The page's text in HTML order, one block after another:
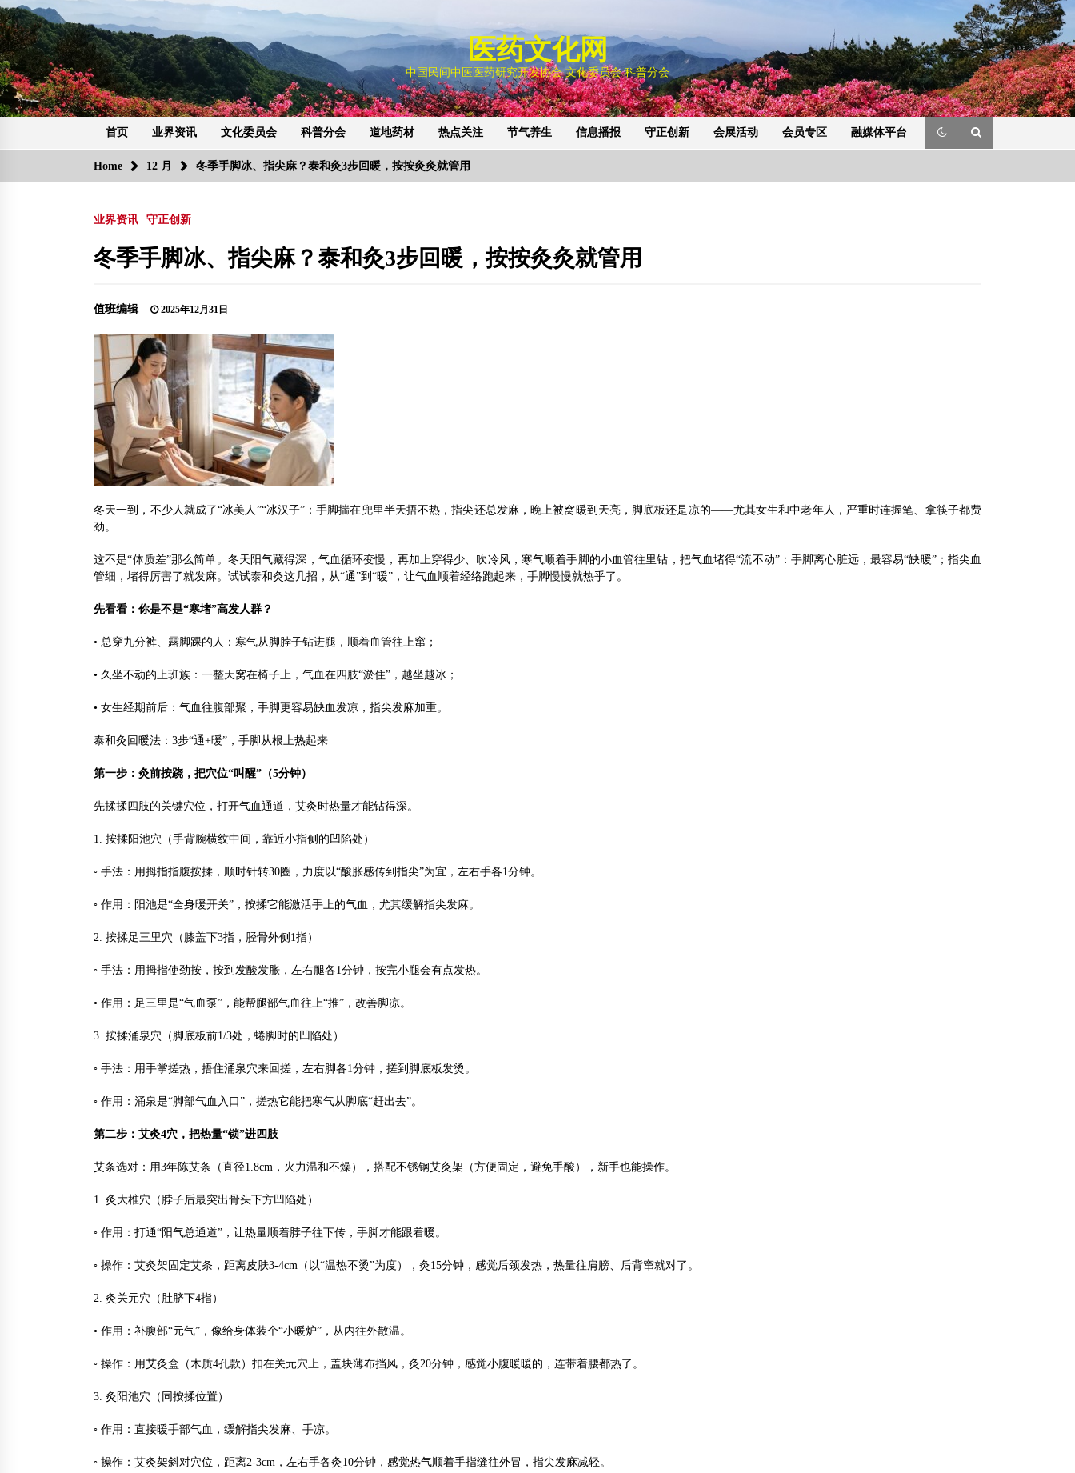
Skip
to
content
医药文化网
中国民间中医医药研究开发协会 文化委员会 科普分会
首页 业界资讯 文化委员会 科普分会 道地药材 热点关注 节气养生 信息播报 守正创新 会展活动 会员专区 融媒体平台
Home 12 月 冬季手脚冰、指尖麻？泰和灸3步回暖，按按灸灸就管用
业界资讯 守正创新
冬季手脚冰、指尖麻？泰和灸3步回暖，按按灸灸就管用
值班编辑 2025年12月31日
冬天一到，不少人就成了“冰美人”“冰汉子”：手脚揣在兜里半天捂不热，指尖还总发麻，晚上被窝暖到天亮，脚底板还是凉的——尤其女生和中老年人，严重时连握笔、拿筷子都费
劲。
这不是“体质差”那么简单。冬天阳气藏得深，气血循环变慢，再加上穿得少、吹冷风，寒气顺着手脚的小血管往里钻，把气血堵得“流不动”：手脚离心脏远，最容易“缺暖”；指尖血
管细，堵得厉害了就发麻。试试泰和灸这几招，从“通”到“暖”，让气血顺着经络跑起来，手脚慢慢就热乎了。
先看看：你是不是“寒堵”高发人群？
• 总穿九分裤、露脚踝的人：寒气从脚脖子钻进腿，顺着血管往上窜；
• 久坐不动的上班族：一整天窝在椅子上，气血在四肢“淤住”，越坐越冰；
• 女生经期前后：气血往腹部聚，手脚更容易缺血发凉，指尖发麻加重。
泰和灸回暖法：3步“通+暖”，手脚从根上热起来
第一步：灸前按跷，把穴位“叫醒”（5分钟）
先揉揉四肢的关键穴位，打开气血通道，艾灸时热量才能钻得深。
1. 按揉阳池穴（手背腕横纹中间，靠近小指侧的凹陷处）
◦ 手法：用拇指指腹按揉，顺时针转30圈，力度以“酸胀感传到指尖”为宜，左右手各1分钟。
◦ 作用：阳池是“全身暖开关”，按揉它能激活手上的气血，尤其缓解指尖发麻。
2. 按揉足三里穴（膝盖下3指，胫骨外侧1指）
◦ 手法：用拇指使劲按，按到发酸发胀，左右腿各1分钟，按完小腿会有点发热。
◦ 作用：足三里是“气血泵”，能帮腿部气血往上“推”，改善脚凉。
3. 按揉涌泉穴（脚底板前1/3处，蜷脚时的凹陷处）
◦ 手法：用手掌搓热，捂住涌泉穴来回搓，左右脚各1分钟，搓到脚底板发烫。
◦ 作用：涌泉是“脚部气血入口”，搓热它能把寒气从脚底“赶出去”。
第二步：艾灸4穴，把热量“锁”进四肢
艾条选对：用3年陈艾条（直径1.8cm，火力温和不燥），搭配不锈钢艾灸架（方便固定，避免手酸），新手也能操作。
1. 灸大椎穴（脖子后最突出骨头下方凹陷处）
◦ 作用：打通“阳气总通道”，让热量顺着脖子往下传，手脚才能跟着暖。
◦ 操作：艾灸架固定艾条，距离皮肤3-4cm（以“温热不烫”为度），灸15分钟，感觉后颈发热，热量往肩膀、后背窜就对了。
2. 灸关元穴（肚脐下4指）
◦ 作用：补腹部“元气”，像给身体装个“小暖炉”，从内往外散温。
◦ 操作：用艾灸盒（木质4孔款）扣在关元穴上，盖块薄布挡风，灸20分钟，感觉小腹暖暖的，连带着腰都热了。
3. 灸阳池穴（同按揉位置）
◦ 作用：直接暖手部气血，缓解指尖发麻、手凉。
◦ 操作：艾灸架斜对穴位，距离2-3cm，左右手各灸10分钟，感觉热气顺着手指缝往外冒，指尖发麻减轻。